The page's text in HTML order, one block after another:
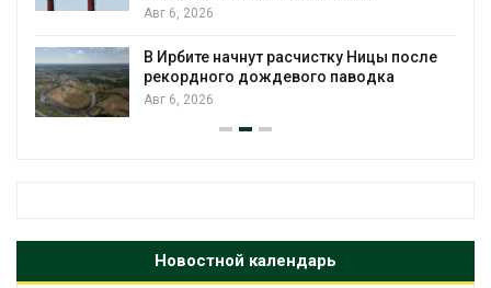
Авг 6, 2026
В Ирбите начнут расчистку Ницы после
рекордного дождевого паводка
Авг 6, 2026
Новостной календарь